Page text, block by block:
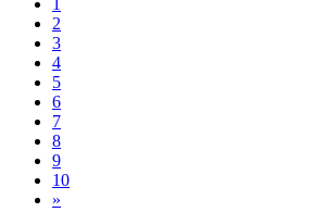
2
3
4
5
6
7
8
9
10
»